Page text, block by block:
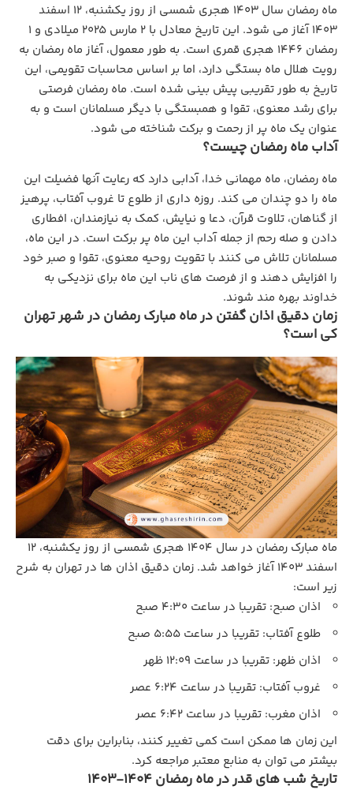
ماه رمضان سال ۱۴۰۳ هجری شمسی از روز یکشنبه، ۱۲ اسفند
۱۴۰۳ آغاز می ‌شود. این تاریخ معادل با ۲ مارس ۲۰۲۵ میلادی و ۱
رمضان ۱۴۴۶ هجری قمری است. به ‌طور معمول، آغاز ماه رمضان به
رویت هلال ماه بستگی دارد، اما بر اساس محاسبات تقویمی، این
تاریخ به ‌طور تقریبی پیش‌ بینی شده است. ماه رمضان فرصتی
برای رشد معنوی، تقوا و همبستگی با دیگر مسلمانان است و به
عنوان یک ماه پر از رحمت و برکت شناخته می‌ شود.
آداب ماه رمضان چیست؟
ماه رمضان، ماه مهمانی خدا، آدابی دارد که رعایت آنها فضیلت این
ماه را دو چندان می ‌کند. روزه‌ داری از طلوع تا غروب آفتاب، پرهیز
از گناهان، تلاوت قرآن، دعا و نیایش، کمک به نیازمندان، افطاری
دادن و صله رحم از جمله آداب این ماه پر برکت است. در این ماه،
مسلمانان تلاش می ‌کنند با تقویت روحیه معنوی، تقوا و صبر خود
را افزایش دهند و از فرصت‌ های ناب این ماه برای نزدیکی به
خداوند بهره‌ مند شوند.
زمان دقیق اذان گفتن در ماه مبارک رمضان در شهر تهران
کی است؟
ماه مبارک رمضان در سال ۱۴۰۴ هجری شمسی از روز یکشنبه، ۱۲
اسفند ۱۴۰۳ آغاز خواهد شد. زمان دقیق اذان‌ ها در تهران به شرح
زیر است:
اذان صبح: تقریبا در ساعت ۴:۳۰ صبح
طلوع آفتاب: تقریبا در ساعت ۵:۵۵ صبح
اذان ظهر: تقریبا در ساعت ۱۲:۰۹ ظهر
غروب آفتاب: تقریبا در ساعت ۶:۲۴ عصر
اذان مغرب: تقریبا در ساعت ۶:۴۲ عصر
این زمان ‌ها ممکن است کمی تغییر کنند، بنابراین برای دقت
بیشتر می ‌توان به منابع معتبر مراجعه کرد.
تاریخ شب های قدر در ماه رمضان ۱۴۰۴-۱۴۰۳